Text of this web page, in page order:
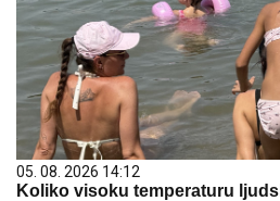
05. 08. 2026 14:12
Koliko visoku temperaturu